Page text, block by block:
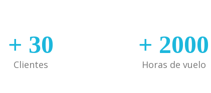
+ 30
Clientes
+ 2000
Horas de vuelo